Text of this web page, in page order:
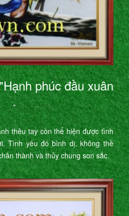
phúc đầu xuân
"
thêu tay còn thể hiện được tình
Tình yêu đó bình dị, không thề
thành và thủy chung son sắc.